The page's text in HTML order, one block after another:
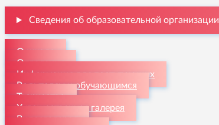
Сведения об образовательной организации
О школе
Отделения
Информация для поступающих
Родителям и обучающимся
Творчество
Художественная галерея
Видеогалерея